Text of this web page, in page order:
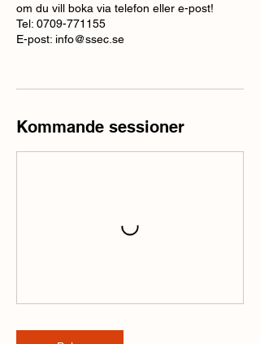
om du vill boka via telefon eller e-post!
Tel: 0709-771155
E-post: info@ssec.se
Kommande sessioner